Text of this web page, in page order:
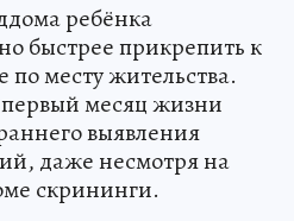
ребёнка
быстрее прикрепить к
месту жительства.
месяц жизни
выявления
даже несмотря на
скрининги.